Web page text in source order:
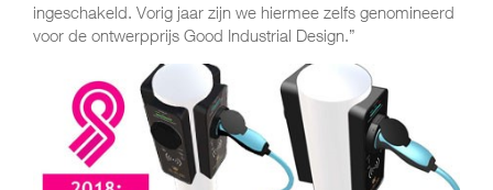
ingeschakeld. Vorig jaar zijn we hiermee zelfs genomineerd
voor de ontwerpprijs Good Industrial Design.”